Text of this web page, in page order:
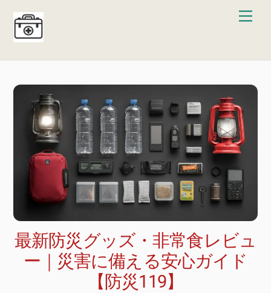
content
最新防災グッズ・非常食レビュ
ー｜災害に備える安心ガイド
【防災119】